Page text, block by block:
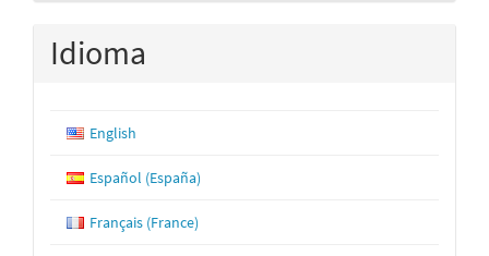
Idioma
English
Español (España)
Français (France)